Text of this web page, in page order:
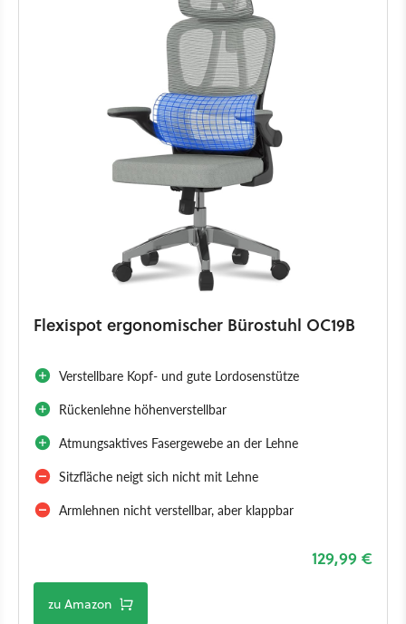
Flexispot ergonomischer Bürostuhl OC19B
Verstellbare Kopf- und gute Lordosenstütze
Rückenlehne höhenverstellbar
Atmungsaktives Fasergewebe an der Lehne
Sitzfläche neigt sich nicht mit Lehne
Armlehnen nicht verstellbar, aber klappbar
129,99 €
zu Amazon